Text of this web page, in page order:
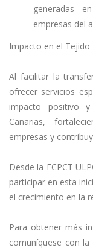
generadas
empresas del
Impacto en el Tejido
Al facilitar la
ofrecer servicios
impacto positivo
Canarias,
empresas y
Desde la FCPCT
participar en esta
el crecimiento en la
Para obtener más
comuníquese con